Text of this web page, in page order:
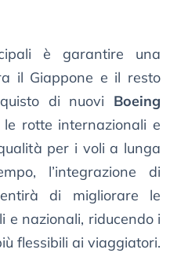
è garantire una
il Giappone e il resto
di nuovi Boeing
rotte internazionali e
per i voli a lunga
l’integrazione di
di migliorare le
e nazionali, riducendo i
flessibili ai viaggiatori.